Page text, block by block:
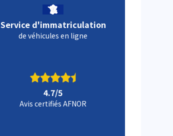
Service d'immatriculation
de véhicules en ligne
4.7/5
Avis certifiés AFNOR